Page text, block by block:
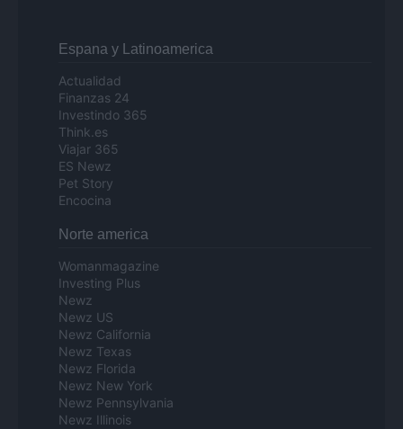
Espana y Latinoamerica
Actualidad
Finanzas 24
Investindo 365
Think.es
Viajar 365
ES Newz
Pet Story
Encocina
Norte america
Womanmagazine
Investing Plus
Newz
Newz US
Newz California
Newz Texas
Newz Florida
Newz New York
Newz Pennsylvania
Newz Illinois